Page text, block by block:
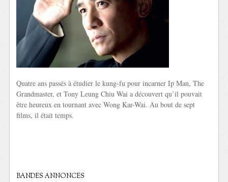
Quatre ans passés à étudier le kung-fu pour incarner Ip Man, The
Grandmaster, et Tony Leung Chiu Wai a découvert qu’il pouvait
être heureux en tournant avec Wong Kar-Wai. Au bout de sept
films, il était temps.
BANDES ANNONCES